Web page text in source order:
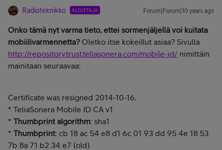
Radioteknikko ALOITTAJA Forum|Forum|10 years ago
Onko tämä nyt varma tieto, ettei sormenjäljellä voi kuitata
mobiilivarmennetta? Oletko itse kokeillut asiaa? Sivulla
http://repository.trust.teliasonera.com/mobile-id/ nimittäin
mainitaan seuraavaa:
Certificate was resigned 2014-10-16.
* TeliaSonera Mobile ID CA v1
* Thumbprint algorithm: sha1
* Thumbprint: cb 18 ac 54 e8 d1 6c 01 93 dd 95 4e 18 53
7b 8a 71 b2 34 e7 (old)